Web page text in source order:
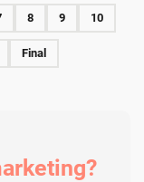
8 9 10
Final